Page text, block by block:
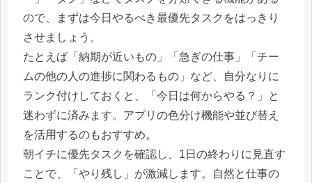
ので、まずは今日やるべき最優先タスクをはっきり
させましょう。
たとえば「納期が近いもの」「急ぎの仕事」「チー
ムの他の人の進捗に関わるもの」など、自分なりに
ランク付けしておくと、「今日は何からやる？」と
迷わずに済みます。アプリの色分け機能や並び替え
を活用するのもおすすめ。
朝イチに優先タスクを確認し、1日の終わりに見直す
ことで、「やり残し」が激減します。自然と仕事の